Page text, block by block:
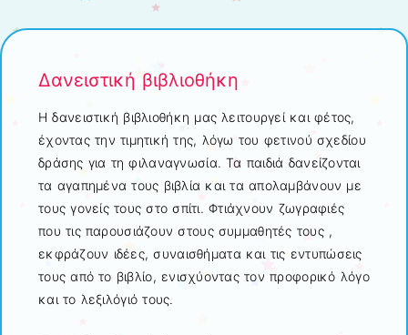
Δανειστική βιβλιοθήκη
Η δανειστική βιβλιοθήκη μας λειτουργεί και φέτος,
έχοντας την τιμητική της, λόγω του φετινού σχεδίου
δράσης για τη φιλαναγνωσία. Τα παιδιά δανείζονται
τα αγαπημένα τους βιβλία και τα απολαμβάνουν με
τους γονείς τους στο σπίτι. Φτιάχνουν ζωγραφιές
που τις παρουσιάζουν στους συμμαθητές τους ,
εκφράζουν ιδέες, συναισθήματα και τις εντυπώσεις
τους από το βιβλίο, ενισχύοντας τον προφορικό λόγο
και το λεξιλόγιό τους.